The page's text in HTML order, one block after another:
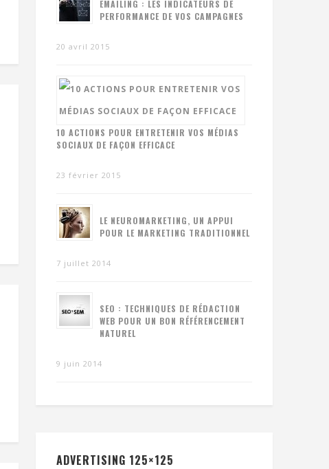
EMAILING : LES INDICATEURS DE
PERFORMANCE DE VOS CAMPAGNES
20 avril 2015
10 ACTIONS POUR ENTRETENIR VOS MÉDIAS
SOCIAUX DE FAÇON EFFICACE
23 février 2015
LE NEUROMARKETING, UN APPUI
POUR LE MARKETING TRADITIONNEL
7 juillet 2014
SEO : TECHNIQUES DE RÉDACTION
WEB POUR UN BON RÉFÉRENCEMENT
NATUREL
9 juin 2014
ADVERTISING 125×125